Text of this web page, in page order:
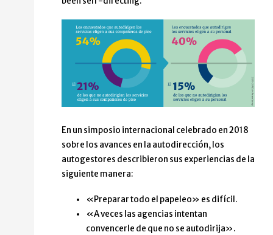
En un simposio internacional celebrado en 2018
sobre los avances en la autodirección, los
autogestores describieron sus experiencias de la
siguiente manera:
«Preparar todo el papeleo» es difícil.
«A veces las agencias intentan
convencerle de que no se autodirija».